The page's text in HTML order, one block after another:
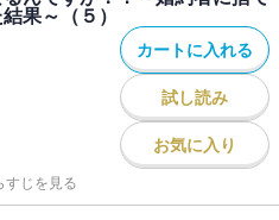
果～（５）
カートに入れる
試し読み
お気に入り
すじを見る